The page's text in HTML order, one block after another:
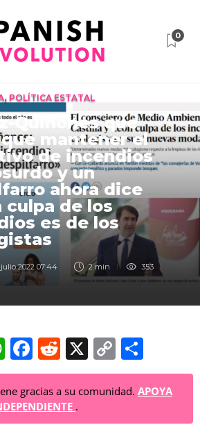
0
, POLÍTICA ESTATAL
Quiñones que
mantener el
de incendios
y un
ahora dice
culpa de los
es de los
2022 07:44 2 min 353
W
h
at
F
a
c
R
e
d
X
C
o
p
o
m
gracias a su comunidad. APOYA
.